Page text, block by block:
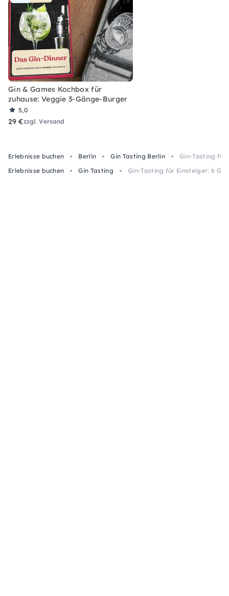
Gin & Games Kochbox für
zuhause: Veggie 3-Gänge-Burger
5,0
29 €zzgl. Versand
Erlebnisse buchen Berlin Gin Tasting Berlin
Gin-Tasting für
Erlebnisse buchen
Gin Tasting Gin-Tasting für Einsteiger: 6